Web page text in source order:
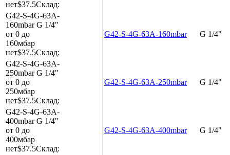
нет$37.5Склад:
G42-S-4G-63A-
160mbarG 1/4"
от 0 до
160мбар
нет$37.5Склад:
G42-S-4G-63A-160mbar G 1/4"
G42-S-4G-63A-
250mbarG 1/4"
от 0 до
250мбар
нет$37.5Склад:
G42-S-4G-63A-250mbar G 1/4"
G42-S-4G-63A-
400mbarG 1/4"
от 0 до
400мбар
нет$37.5Склад:
G42-S-4G-63A-400mbar G 1/4"